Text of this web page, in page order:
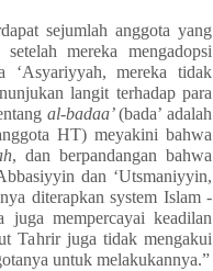
sejumlah anggota yang
mereka mengadopsi
‘Asyariyyah, mereka tidak
langit terhadap para
al-badaa’(bada’ adalah
HT) meyakini bahwa
, dan berpandangan bahwa
dan ‘Utsmaniyyin,
diterapkan system Islam -
juga mempercayai keadilan
Tahrir juga tidak mengakui
untuk melakukannya.”